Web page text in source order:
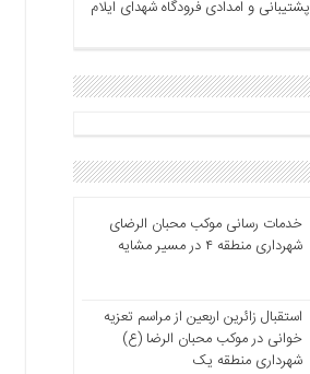
پشتیبانی و امدادی فرودگاه شهدای ایلام
خدمات رسانی موکب محبان الرضای
شهرداری منطقه ۴ در مسیر مشایه
استقبال زائرین اربعین از مراسم تعزیه
خوانی در موکب محبان الرضا (ع)
شهرداری منطقه یک